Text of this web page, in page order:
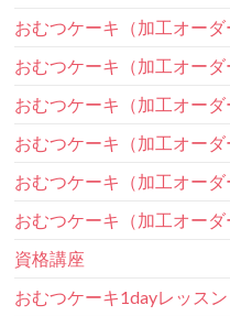
おむつケーキ（加工オーダ
おむつケーキ（加工オーダ
おむつケーキ（加工オーダ
おむつケーキ（加工オーダ
おむつケーキ（加工オーダ
おむつケーキ（加工オーダ
資格講座
おむつケーキ1dayレッスン